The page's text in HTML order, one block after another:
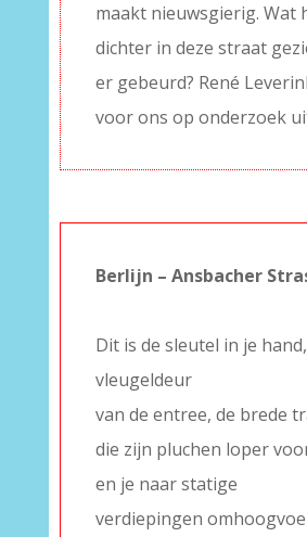
maakt nieuwsgierig. Wat
dichter in deze straat
er gebeurd? René
voor ons op onderzoek
Berlijn – Ansbacher
Dit is de sleutel in je
vleugeldeur
van de entree, de brede
die zijn pluchen loper
en je naar statige
verdiepingen